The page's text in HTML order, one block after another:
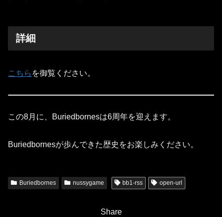
詳細
こちら を御覧ください。
この8月に、Buriedbornesは6周年を迎えます。
Buriedbornesが歩んできた歴史をお楽しみください。
Buriedbornes nussygame bb1-rss open-url
Share